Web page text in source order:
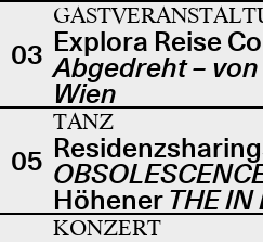
03 Explora Reise
Abgedreht –
Wien
05
TANZ
Höhener THE IN
KONZERT